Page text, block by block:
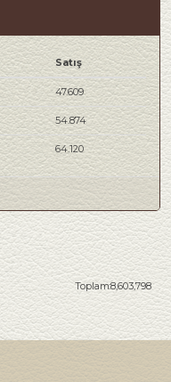
Satış
47.609
54.874
64.120
Toplam:8,603,798